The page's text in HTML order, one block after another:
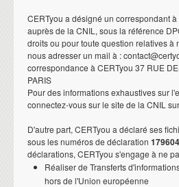
CERTyou a désigné un correspondant
auprès de la CNIL, sous la référence
droits ou pour toute question relatives à
nous adresser un mail à :
correspondance à CERTyou 37 RUE
PARIS
Pour des informations exhaustives sur
connectez-vous sur le site de la CNIL sur
D'autre part, CERTyou a déclaré ses
sous les numéros de déclaration
déclarations, CERTyou s'engage à ne
Réaliser de Transferts
hors de l'Union européenne